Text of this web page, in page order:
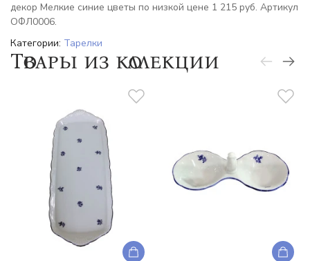
декор Мелкие синие цветы по низкой цене 1 215 руб. Артикул
ОФЛ0006.
Категории: Тарелки
Товары из коллекции